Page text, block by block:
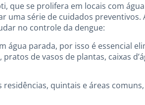
que se prolifera em locais com água
uma série de cuidados preventivos.
no controle da dengue:
água parada, por isso é essencial
de vasos de plantas, caixas
quintais e áreas comuns,